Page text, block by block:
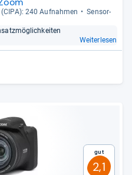
240 Auf­nah­men
Sen­sor­
Weiterlesen
Gut
2,1